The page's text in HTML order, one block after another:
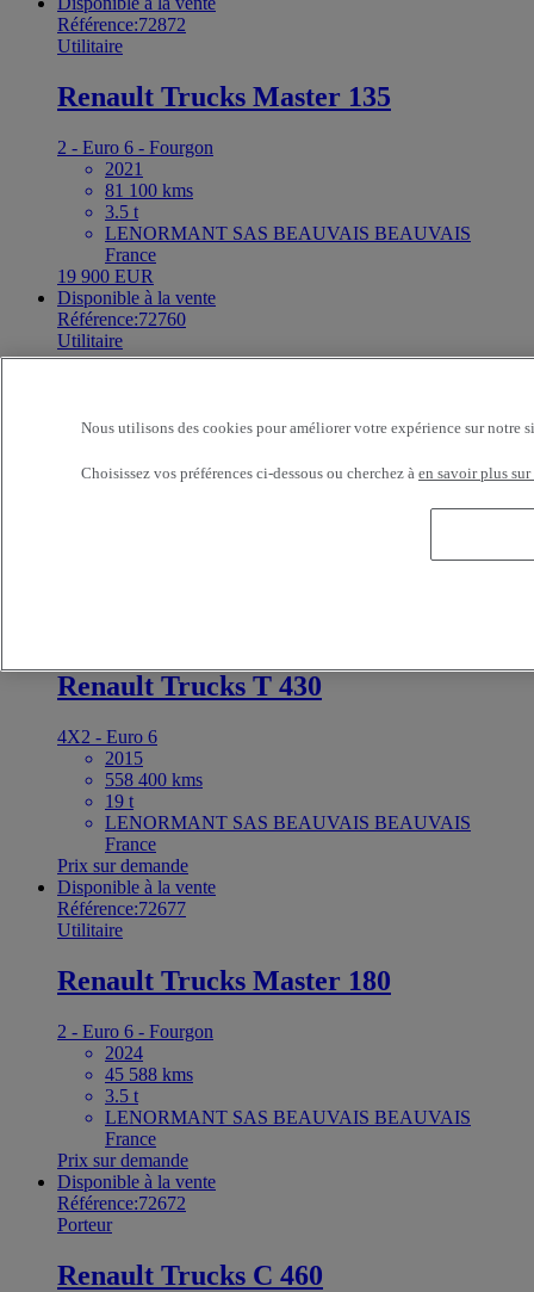
Référence:72872
Utilitaire
Renault Trucks Master 135
2 - Euro 6 - Fourgon
2021
81 100 kms
3.5 t
LENORMANT SAS BEAUVAIS BEAUVAIS
France
19 900 EUR
Disponible à la vente
Référence:72760
Utilitaire
2022
140 600 kms
Renault Trucks T 430
4X2 - Euro 6
2015
558 400 kms
19 t
LENORMANT SAS BEAUVAIS BEAUVAIS
France
Prix sur demande
Disponible à la vente
Référence:72677
Utilitaire
Renault Trucks Master 180
2 - Euro 6 - Fourgon
2024
45 588 kms
3.5 t
LENORMANT SAS BEAUVAIS BEAUVAIS
France
Prix sur demande
Disponible à la vente
Référence:72672
Porteur
Renault Trucks C 460
Nous utilisons des cookies pour améliorer votre expérience sur notre
Choisissez vos préférences ci-dessous ou cherchez à en savoir plus